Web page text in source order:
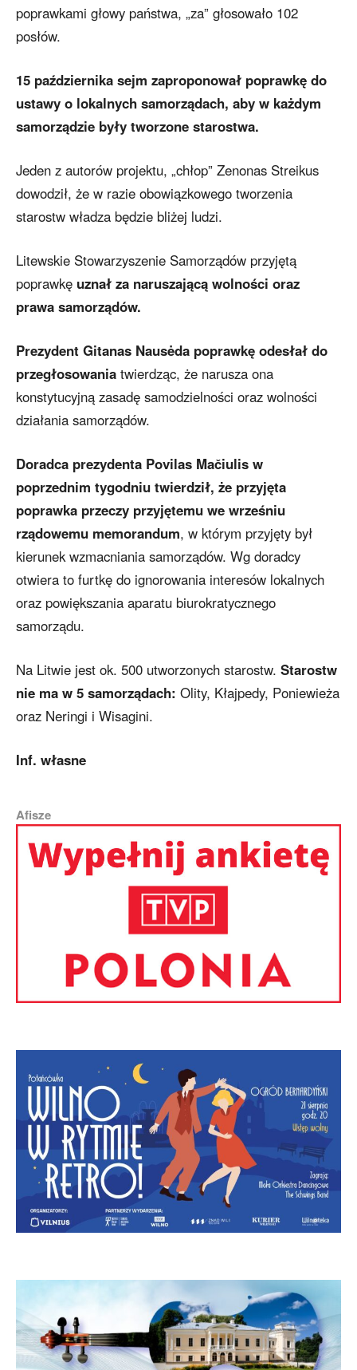
poprawkami głowy państwa, „za” głosowało 102
posłów.
15 października sejm zaproponował poprawkę do
ustawy o lokalnych samorządach, aby w każdym
samorządzie były tworzone starostwa.
Jeden z autorów projektu, „chłop” Zenonas Streikus
dowodził, że w razie obowiązkowego tworzenia
starostw władza będzie bliżej ludzi.
Litewskie Stowarzyszenie Samorządów przyjętą
poprawkę uznał za naruszającą wolności oraz
prawa samorządów.
Prezydent Gitanas Nausėda poprawkę odesłał do
przegłosowania twierdząc, że narusza ona
konstytucyjną zasadę samodzielności oraz wolności
działania samorządów.
Doradca prezydenta Povilas Mačiulis w
poprzednim tygodniu twierdził, że przyjęta
poprawka przeczy przyjętemu we wrześniu
rządowemu memorandum, w którym przyjęty był
kierunek wzmacniania samorządów. Wg doradcy
otwiera to furtkę do ignorowania interesów lokalnych
oraz powiększania aparatu biurokratycznego
samorządu.
Na Litwie jest ok. 500 utworzonych starostw. Starostw
nie ma w 5 samorządach: Olity, Kłajpedy, Poniewieża
oraz Neringi i Wisagini.
Inf. własne
Afisze